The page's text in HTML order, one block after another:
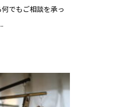
でもご相談を承っ